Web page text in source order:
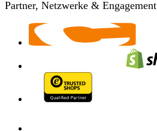
Partner, Netzwerke & Engagement